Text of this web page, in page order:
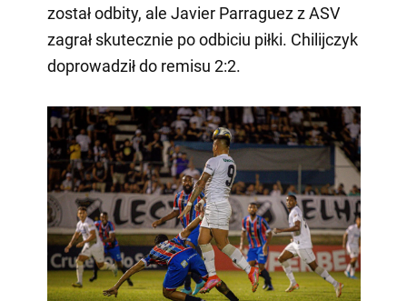
został odbity, ale Javier Parraguez z ASV
zagrał skutecznie po odbiciu piłki. Chilijczyk
doprowadził do remisu 2:2.